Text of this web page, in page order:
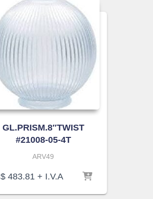
GL.PRISM.8″TWIST
#21008-05-4T
ARV49
483.81 + I.V.A